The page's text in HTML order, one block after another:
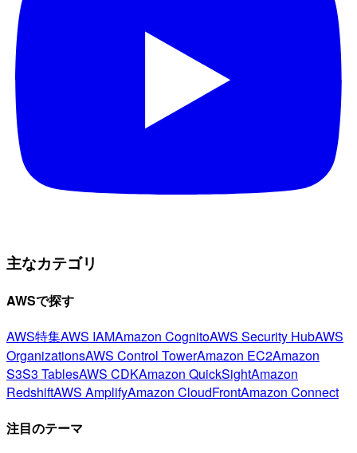
主なカテゴリ
AWSで探す
AWS特集AWS IAMAmazon CognitoAWS Security HubAWS
OrganizationsAWS Control TowerAmazon EC2Amazon
S3S3 TablesAWS CDKAmazon QuickSightAmazon
RedshiftAWS AmplifyAmazon CloudFrontAmazon Connect
注目のテーマ